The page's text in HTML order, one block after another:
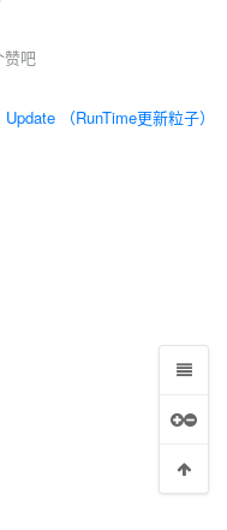
赞吧
Update （RunTime更新粒子）